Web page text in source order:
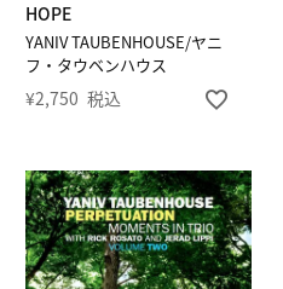
YANIV TAUBENHOUSE/ヤニ
フ・タウベンハウス
HOPE
¥2,750 税込